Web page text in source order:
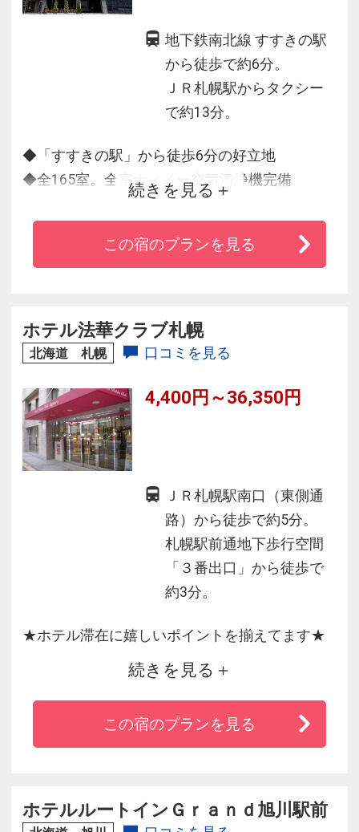
地下鉄南北線 すすきの駅
から徒歩で約6分。
ＪＲ札幌駅からタクシー
で約13分。
◆「すすきの駅」から徒歩6分の好立地
◆全165室。全室ナノイー空気清浄機完備
◆全室高速有線インターネット/ＷｉＦｉ接続無
料
◆朝食は食材を生かした和洋ビュッフェを、温
続きを見る
この宿のプランを見る
ホテル法華クラブ札幌
北海道 札幌 口コミを見る
4,400円～36,350円
ＪＲ札幌駅南口（東側通
路）から徒歩で約5分。
札幌駅前通地下歩行空間
「３番出口」から徒歩で
約3分。
★ホテル滞在に嬉しいポイントを揃えてます★
人工温泉 準天然 光明石温泉～華音の湯～
疲労回復の効能がある人工温泉で１日の疲れを
■お食事■
地元食材を活かした料理が並びます。
続きを見る
この宿のプランを見る
ホテルルートインＧｒａｎｄ旭川駅前